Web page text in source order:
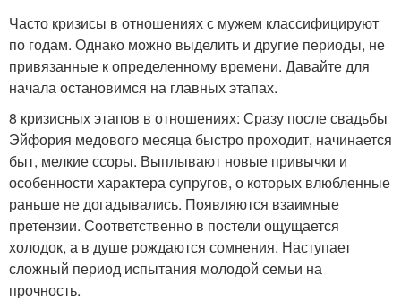
Часто кризисы в отношениях с мужем классифицируют
по годам. Однако можно выделить и другие периоды, не
привязанные к определенному времени. Давайте для
начала остановимся на главных этапах.
8 кризисных этапов в отношениях: Сразу после свадьбы
Эйфория медового месяца быстро проходит, начинается
быт, мелкие ссоры. Выплывают новые привычки и
особенности характера супругов, о которых влюбленные
раньше не догадывались. Появляются взаимные
претензии. Соответственно в постели ощущается
холодок, а в душе рождаются сомнения. Наступает
сложный период испытания молодой семьи на
прочность.